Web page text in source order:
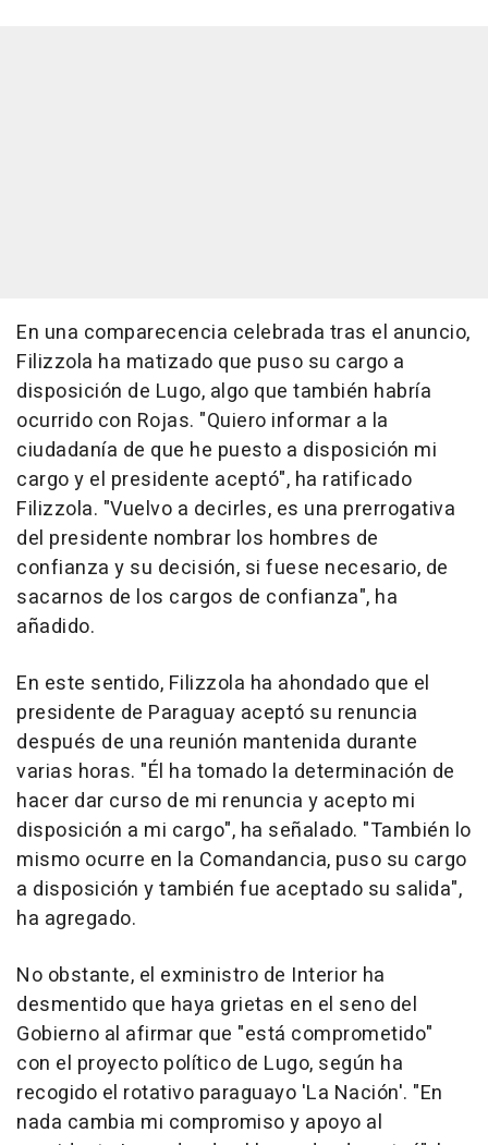
En una comparecencia celebrada tras el anuncio,
Filizzola ha matizado que puso su cargo a
disposición de Lugo, algo que también habría
ocurrido con Rojas. "Quiero informar a la
ciudadanía de que he puesto a disposición mi
cargo y el presidente aceptó", ha ratificado
Filizzola. "Vuelvo a decirles, es una prerrogativa
del presidente nombrar los hombres de
confianza y su decisión, si fuese necesario, de
sacarnos de los cargos de confianza", ha
añadido.
En este sentido, Filizzola ha ahondado que el
presidente de Paraguay aceptó su renuncia
después de una reunión mantenida durante
varias horas. "Él ha tomado la determinación de
hacer dar curso de mi renuncia y acepto mi
disposición a mi cargo", ha señalado. "También lo
mismo ocurre en la Comandancia, puso su cargo
a disposición y también fue aceptado su salida",
ha agregado.
No obstante, el exministro de Interior ha
desmentido que haya grietas en el seno del
Gobierno al afirmar que "está comprometido"
con el proyecto político de Lugo, según ha
recogido el rotativo paraguayo 'La Nación'. "En
nada cambia mi compromiso y apoyo al